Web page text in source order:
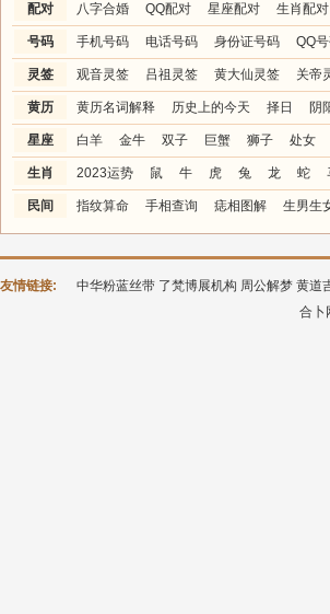
配对 八字合婚 QQ配对 星座配对 生肖配对
号码 手机号码 电话号码 身份证号码 QQ
灵签 观音灵签 吕祖灵签 黄大仙灵签 关帝
黄历 黄历名词解释 历史上的今天 择日 阴
星座 白羊 金牛 双子 巨蟹 狮子 处女
生肖 2023运势 鼠 牛 虎 兔 龙 蛇
民间 指纹算命 手相查询 痣相图解 生男生
友情链接: 中华粉蓝丝带 了梵博展机构 周公解梦 黄道
合卜